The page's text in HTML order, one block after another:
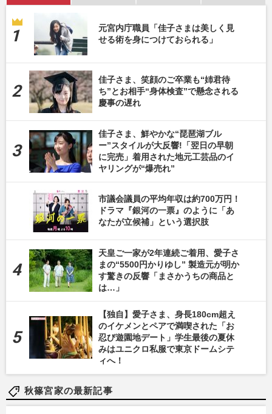
元宮内庁職員「佳子さまは美しく見
せる術を身につけておられる」
佳子さま、笑顔のご卒業も“姉君待
ち”とお相手“身体検査”で懸念される
慶事の遅れ
佳子さま、鮮やかな“琵琶湖ブル
ー”スタイルが大反響!「翌日の早朝
に完売」着用された地元工芸品のイ
ヤリングが“爆売れ”
市議会議員の平均年収は約700万円！
ドラマ『銀河の一票』のように「あ
なたが立候補」という選択肢
天皇ご一家が2年連続ご着用、愛子さ
まの“5500円かりゆし” 製造元が明か
す驚きの反響「まさかうちの商品と
は…」
【独自】愛子さま、身長180cm超え
のイケメンとペアで満喫された「お
忍び遊園地デート」学生最後の夏休
みはユニクロ私服で東京ドームシテ
ィへ！
秋篠宮家の最新記事